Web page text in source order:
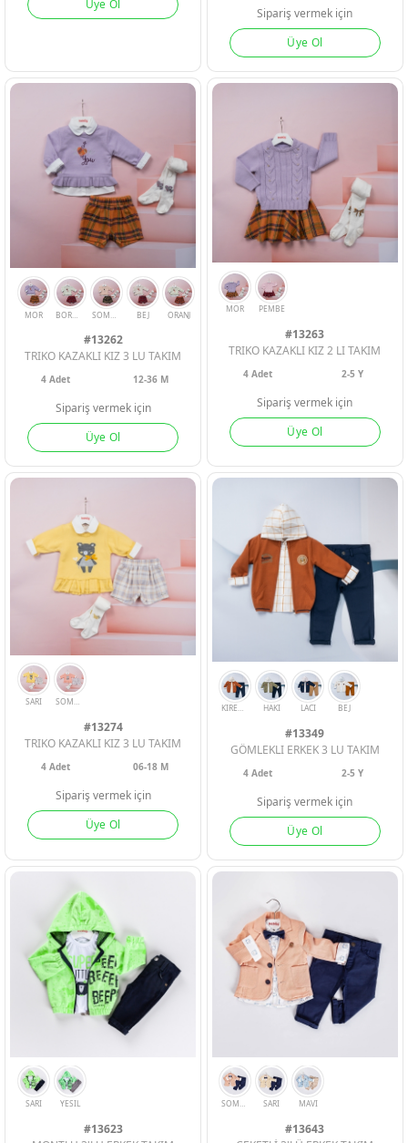
MOR SU YESILI KAHVE
Üye Ol
Sipariş vermek için
Üye Ol
MOR BORDO
#13262
TRIKO KAZAKLI KIZ 3 LU TAKIM
4Adet 12-36 M
Sipariş vermek için
Üye Ol
MOR
#13263
TRIKO KAZAKLI KIZ 2 LI TAKIM
4 Adet 2-5 Y
Sipariş vermek için
Üye Ol
SARI SOMON
#13274
TRIKO KAZAKLI KIZ 3 LU TAKIM
4Adet 06-18 M
Sipariş vermek için
Üye Ol
HAKI
#13349
GÖMLEKLI ERKEK 3 LU TAKIM
4 Adet 2-5 Y
Sipariş vermek için
Üye Ol
#13623
#13643